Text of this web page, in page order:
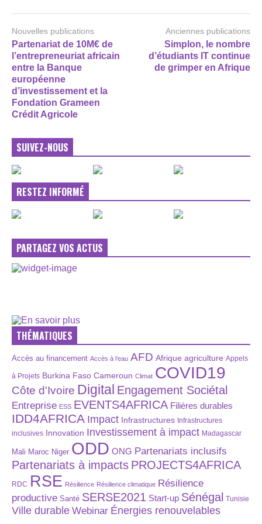
Nouvelles publications
Partenariat de 10M€ de
l’entrepreneuriat africain
entre la Banque
européenne
d’investissement et la
Fondation Grameen
Crédit Agricole
Anciennes publications
Simplon, le nombre
d’étudiants IT continue
de grimper en Afrique
SUIVEZ-NOUS
RESTEZ INFORMÉ
PARTAGEZ VOS ACTUS
THÉMATIQUES
Accès au financement Accès à l’eau AFD Afrique agriculture Appels
à Projets Burkina Faso Cameroun Climat COVID19
Côte d'Ivoire Digital Engagement Sociétal
Entreprise ESS EVENTS4AFRICA Filières durables
IDD4AFRICA Impact Infrastructures Infrastructures
inclusives Innovation Investissement à impact Madagascar
Mali Maroc Niger ODD ONG Partenariats inclusifs
Partenariats à impacts PROJECTS4AFRICA
RDC RSE Résilience Résilience climatique Résilience
productive Santé SERSE2021 Start-up Sénégal Tunisie
Ville durable Webinar Énergies renouvelables